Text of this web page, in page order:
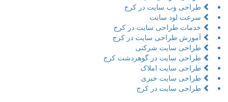
طراحی وب سایت در کرج
سرعت لود سایت
خدمات طراحی سایت در کرج
آموزش طراحی سایت در کرج
طراحی سایت شرکتی
طراحی سایت در گوهردشت کرج
طراحی سایت املاک
طراحی سایت خبری
طراحی سایت در کرج